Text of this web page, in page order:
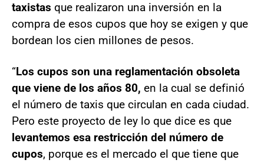
taxistas que realizaron una inversión en la
compra de esos cupos que hoy se exigen y que
bordean los cien millones de pesos.
“Los cupos son una reglamentación obsoleta
que viene de los años 80, en la cual se definió
el número de taxis que circulan en cada ciudad.
Pero este proyecto de ley lo que dice es que
levantemos esa restricción del número de
cupos, porque es el mercado el que tiene que